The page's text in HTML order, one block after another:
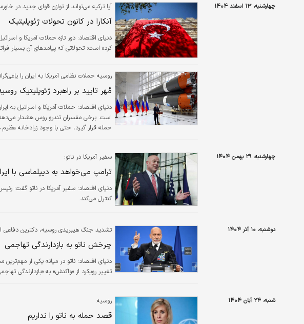
چهارشنبه، ۱۳ اسفند ۱۴۰۴ آیا ترکیه می‌تواند از توازن قوای جدید در
آنکارا در کانون تحولات ژئوپلیتیک
دنیای اقتصاد: دور تازه حملات آمریکا و
کرده است؛ تحولاتی که پیامدهای آن بسیار
روسیه حملات نظامی آمریکا به ایران را
مُهر تایید بر راهبرد ژئوپلیتیک
دنیای اقتصاد: حملات آمریکا و اسرائیل به
است. برخی مفسران تندرو روس هشدار
حمله قرار گیرد، حتی با وجود زرادخانه
چهارشنبه، ۲۹ بهمن ۱۴۰۴ سفیر آمریکا در ناتو:
ترامپ می‌خواهد به دیپلماسی با
دنیای اقتصاد: سفیر آمریکا در ناتو گفت؛
کنترل می‌کند.
دوشنبه، ۱۰ آذر ۱۴۰۴ تشدید جنگ هیبریدی روسیه، دکترین دفاعی
چرخش ناتو به بازدارندگی تهاجمی
دنیای اقتصاد: ناتو در میانه یکی از
تغییر رویکرد از «واکنش» به «بازدارندگی
شنبه، ۲۴ آبان ۱۴۰۴ روسیه:
قصد حمله به ناتو را نداریم